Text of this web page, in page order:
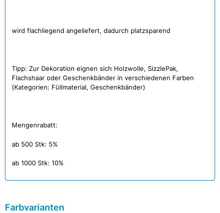
wird flachliegend angeliefert, dadurch platzsparend
Tipp: Zur Dekoration eignen sich Holzwolle, SizzlePak,
Flachshaar oder Geschenkbänder in verschiedenen Farben
(Kategorien: Füllmaterial, Geschenkbänder)
Mengenrabatt:
ab 500 Stk: 5%
ab 1000 Stk: 10%
Farbvarianten